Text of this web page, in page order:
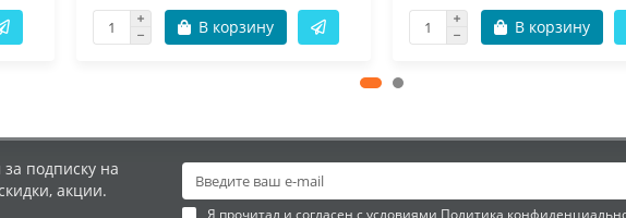
В корзину В корзину
подписку на
акции.
Я прочитал и согласен с условиями Политика